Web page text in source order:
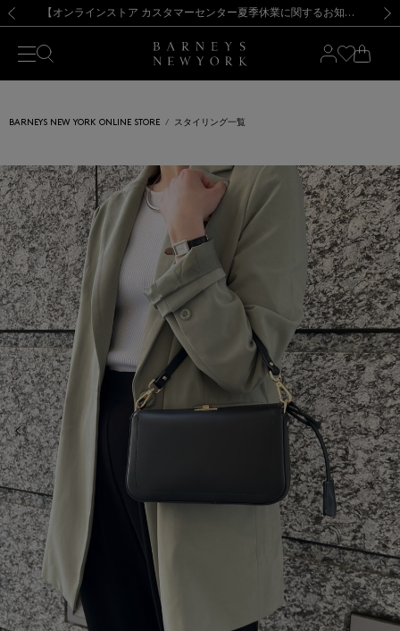
新規登録のお客様も対象！＜MY BARNEYS＞会員のお客様は11,000円（税込）以上のお買上げで常時送料無料！お買い物の際は会員登録を！
【夏季休業に伴う出荷一時停止のお知らせ】(2026.8.7) 【オンラインストア カスタマーセンター夏季休業に関するお知らせ】（2026.8.7）
【夏季休業に伴う返品・交換承り一時停止のお知らせ】（2026.8.5）
熊本県を中心とした地震の影響によるお荷物のお届けについて
【開催中】SUMMER SALEのご案内・ご注意事項 新規登録のお客様も対象！＜MY BARNEYS＞会員のお客様は11,000円（税込）以上のお買上げで常時送料無料！お買い物の際は会員登録を！
【夏季休業に伴う出荷一時停止のお知らせ】(2026.8.7)
BARNEYS NEW YORK ONLINE STORE スタイリング一覧
前の画像 次